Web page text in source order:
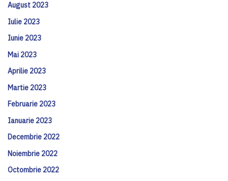
August 2023
Iulie 2023
Iunie 2023
Mai 2023
Aprilie 2023
Martie 2023
Februarie 2023
Ianuarie 2023
Decembrie 2022
Noiembrie 2022
Octombrie 2022